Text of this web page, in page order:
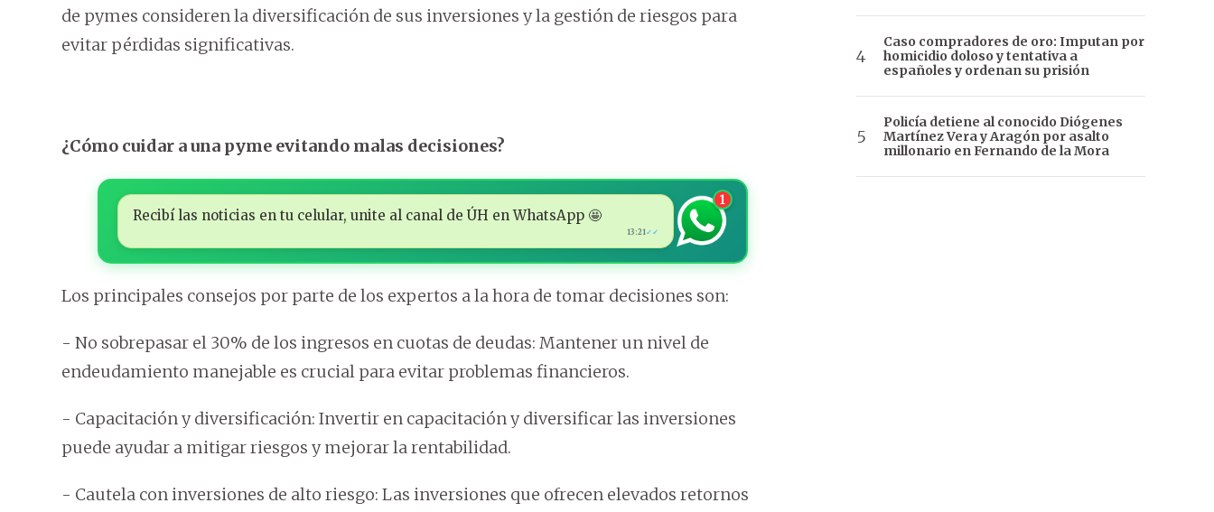
de pymes consideren la diversificación de sus inversiones y la gestión de riesgos para
evitar pérdidas significativas.
¿Cómo cuidar a una pyme evitando malas decisiones?
Recibí las noticias en tu celular, unite al canal de ÚH en WhatsApp 🤩
13:21✓✓
1
Los principales consejos por parte de los expertos a la hora de tomar decisiones son:
- No sobrepasar el 30% de los ingresos en cuotas de deudas: Mantener un nivel de
endeudamiento manejable es crucial para evitar problemas financieros.
- Capacitación y diversificación: Invertir en capacitación y diversificar las inversiones
puede ayudar a mitigar riesgos y mejorar la rentabilidad.
- Cautela con inversiones de alto riesgo: Las inversiones que ofrecen elevados retornos
Caso compradores de oro: Imputan por
homicidio doloso y tentativa a
españoles y ordenan su prisión
Policía detiene al conocido Diógenes
Martínez Vera y Aragón por asalto
millonario en Fernando de la Mora